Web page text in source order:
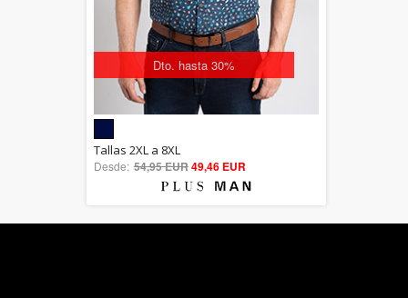
Dto. hasta 30%
5.00
out of 5
Tallas 2XL a 8XL
Desde: 54,95 EUR49,46 EUR